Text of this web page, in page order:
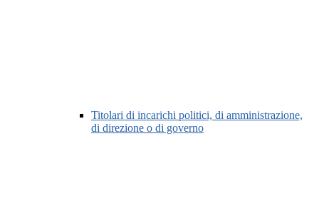
Titolari di incarichi politici, di amministrazione,
di direzione o di governo